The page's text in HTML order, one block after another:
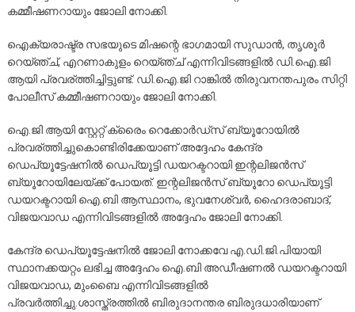
കമ്മീഷണറായും ജോലി നോക്കി.
ഐക്യരാഷ്ട്ര സഭയുടെ മിഷന്റെ ഭാഗമായി സുഡാൻ, തൃശൂർ
റെയ്ഞ്ച്, എറണാകുളം റെയ്ഞ്ച് എന്നിവിടങ്ങളിൽ ഡി.ഐ.ജി
ആയി പ്രവര്ത്തിച്ചിട്ടുണ്ട്. ഡി.ഐ.ജി റാങ്കിൽ തിരുവനന്തപുരം സിറ്റി
പോലീസ് കമ്മീഷണറായും ജോലി നോക്കി.
ഐ.ജി ആയി സ്റ്റേറ്റ് ക്രൈം റെക്കോർഡ്സ് ബ്യൂറോയിൽ
പ്രവര്ത്തിച്ചുകൊണ്ടിരിക്കേയാണ് അദ്ദേഹം കേന്ദ്ര
ഡെപ്യൂട്ടേഷനിൽ ഡെപ്യൂട്ടി ഡയറക്ടറായി ഇന്റലിജൻസ്
ബ്യൂറോയിലേയ്ക്ക് പോയത്. ഇന്റലിജൻസ് ബ്യൂറോ ഡെപ്യൂട്ടി
ഡയറക്ടറായി ഐ.ബി ആസ്ഥാനം, ഭുവനേശ്വർ, ഹൈദരാബാദ്,
വിജയവാഡ എന്നിവിടങ്ങളിൽ അദ്ദേഹം ജോലി നോക്കി.
കേന്ദ്ര ഡെപ്യൂട്ടേഷനിൽ ജോലി നോക്കവേ എ.ഡി.ജി.പിയായി
സ്ഥാനക്കയറ്റം ലഭിച്ച അദ്ദേഹം ഐ.ബി അഡീഷണൽ ഡയറക്ടറായി
വിജയവാഡ, മുംബൈ എന്നിവിടങ്ങളിൽ
പ്രവർത്തിച്ചു.ശാസ്ത്രത്തിൽ ബിരുദാനന്തര ബിരുദധാരിയാണ്